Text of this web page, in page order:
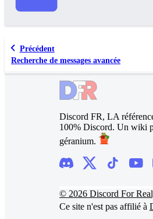
Précédent
Recherche de messages avancée
Discord FR, LA
100% Discord. Un wiki
géranium.
© 2026 Discord For
Ce site n'est pas affilié à